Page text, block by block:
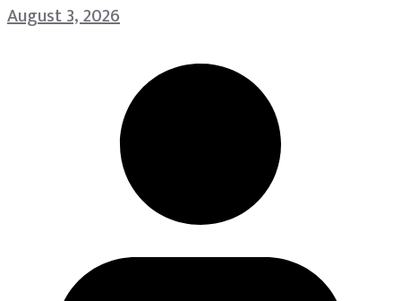
August 3, 2026